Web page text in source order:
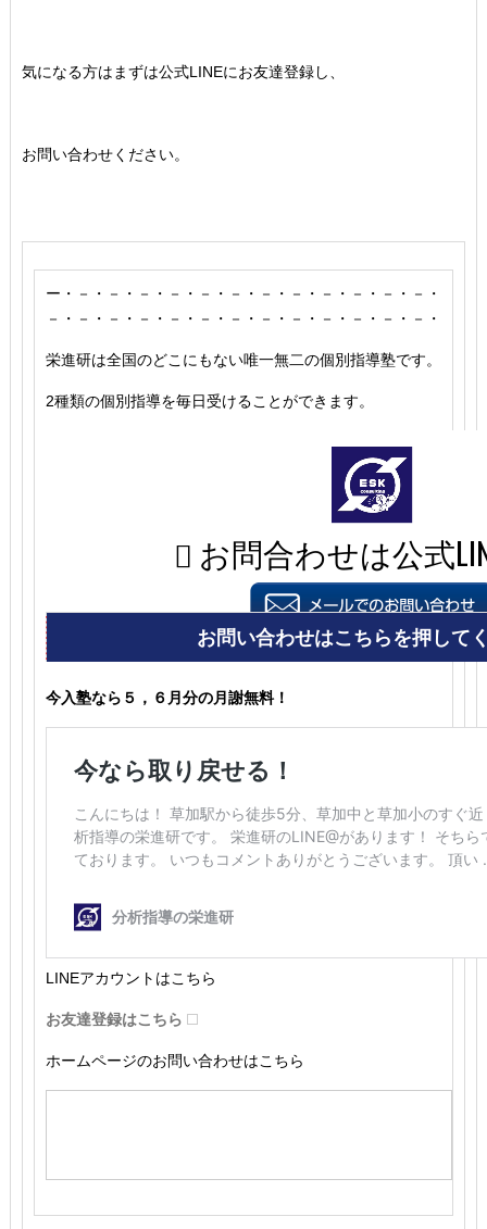
気になる方はまずは公式LINEにお友達登録し、
お問い合わせください。
ー・－・－・－・－・－・－・－・－・－・－・－・－・
－・－・－・－・－・－・－・－・－・－・－・－・－・
栄進研は全国のどこにもない唯一無二の個別指導塾です。
2種類の個別指導を毎日受けることができます。
今入塾なら５，６月分の月謝無料！
LINEアカウントはこちら
お友達登録はこちら
ホームページのお問い合わせはこちら